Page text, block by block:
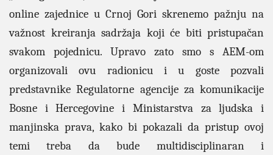
online zajednice u Crnoj Gori skrenemo pažnju na
važnost kreiranja sadržaja koji će biti pristupačan
svakom pojednicu. Upravo zato smo s AEM-om
organizovali ovu radionicu i u goste pozvali
predstavnike Regulatorne agencije za komunikacije
Bosne i Hercegovine i Ministarstva za ljudska i
manjinska prava, kako bi pokazali da pristup ovoj
temi treba da bude multidisciplinaran i